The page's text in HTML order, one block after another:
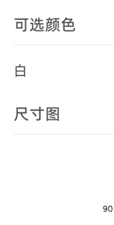
可选颜色
白
尺寸图